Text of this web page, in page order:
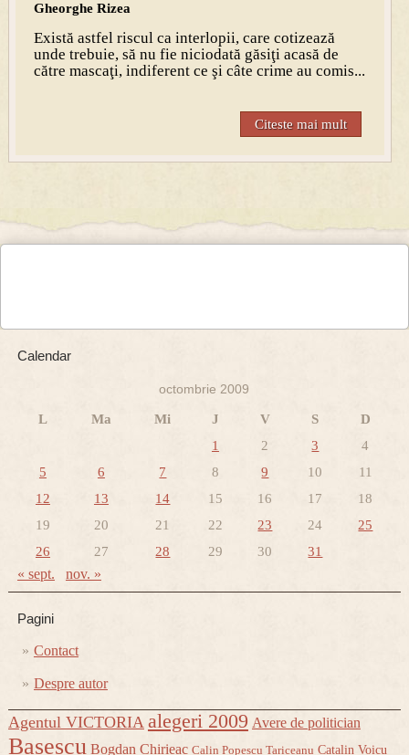
Gheorghe Rizea
Există astfel riscul ca interlopii, care cotizează
unde trebuie, să nu fie niciodată găsiţi acasă de
către mascaţi, indiferent ce şi câte crime au comis...
Citeste mai mult
Calendar
octombrie 2009
L Ma Mi J V S
D
1
2 3
4
5
6 7 8 9 10
11
12
13 14 15 16 17
18
19
20 21 22 23 24
25
26
27 28 29 30 31
« sept. nov. »
Pagini
Contact
Despre autor
Agentul VICTORIA alegeri 2009 Avere de politician
Basescu Bogdan Chirieac Calin Popescu Tariceanu Catalin Voicu